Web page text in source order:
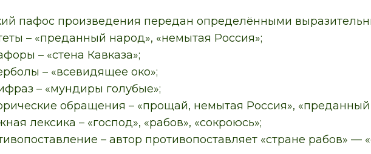
пафос произведения передан определёнными
– «преданный народ», «немытая Россия»;
– «стена Кавказа»;
– «всевидящее око»;
– «мундиры голубые»;
обращения – «прощай, немытая Россия», «преданный
лексика – «господ», «рабов», «сокроюсь»;
– автор противопоставляет «стране рабов» —